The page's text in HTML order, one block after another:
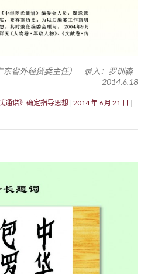
东省外经贸委主任） 录入：罗训森
2014.6.18
通谱》确定指导思想 2014 年 6 月 21 日